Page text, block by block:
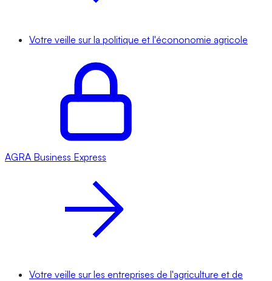
Votre veille sur la politique et l'écononomie agricole
AGRA Business Express
Votre veille sur les entreprises de l'agriculture et de